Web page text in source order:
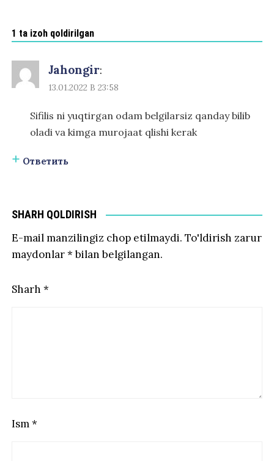
1 ta izoh qoldirilgan
Jahongir:
13.01.2022 В 23:58
Sifilis ni yuqtirgan odam belgilarsiz qanday bilib
oladi va kimga murojaat qlishi kerak
Ответить
SHARH QOLDIRISH
E-mail manzilingiz chop etilmaydi. To'ldirish zarur
maydonlar*bilan belgilangan.
Sharh*
Ism*